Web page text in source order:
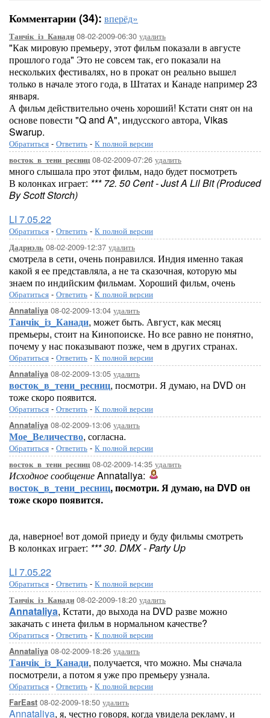
Комментарии (34): вперёд»
Танчік_із_Канади 08-02-2009-06:30 удалить
"Как мировую премьеру, этот фильм показали в августе
прошлого года" Это не совсем так, его показали на
нескольких фестивалях, но в прокат он реально вышел
только в начале этого года, в Штатах и Канаде например 23
января.
А фильм действительно очень хороший! Кстати снят он на
основе повести "Q and A", индусского автора, Vikas
Swarup.
Обратиться - Ответить - К полной версии
восток_в_тени_ресниц 08-02-2009-07:26 удалить
много слышала про этот фильм, надо будет посмотреть
В колонках играет: *** 72. 50 Cent - Just A Lil Bit (Produced
By Scott Storch)
LI 7.05.22
Обратиться - Ответить - К полной версии
Дадриэль 08-02-2009-12:37 удалить
смотрела в сети, очень понравился. Индия именно такая
какой я ее представляла, а не та сказочная, которую мы
знаем по индийским фильмам. Хороший фильм, очень
Обратиться - Ответить - К полной версии
Annataliya 08-02-2009-13:04 удалить
Танчік_із_Канади, может быть. Август, как месяц
премьеры, стоит на Кинопоиске. Но все равно не понятно,
почему у нас показывают позже, чем в других странах.
Обратиться - Ответить - К полной версии
Annataliya 08-02-2009-13:05 удалить
восток_в_тени_ресниц, посмотри. Я думаю, на DVD он
тоже скоро появится.
Обратиться - Ответить - К полной версии
Annataliya 08-02-2009-13:06 удалить
Мое_Величество, согласна.
Обратиться - Ответить - К полной версии
восток_в_тени_ресниц 08-02-2009-14:35 удалить
Исходное сообщениеAnnataliya:
восток_в_тени_ресниц, посмотри. Я думаю, на DVD он
тоже скоро появится.
да, наверное! вот домой приеду и буду фильмы смотреть
В колонках играет: *** 30. DMX - Party Up
LI 7.05.22
Обратиться - Ответить - К полной версии
Танчік_із_Канади 08-02-2009-18:20 удалить
Annataliya, Кстати, до выхода на DVD разве можно
закачать с инета фильм в нормальном качестве?
Обратиться - Ответить - К полной версии
Annataliya 08-02-2009-18:26 удалить
Танчік_із_Канади, получается, что можно. Мы сначала
посмотрели, а потом я уже про премьеру узнала.
Обратиться - Ответить - К полной версии
FarEast 08-02-2009-18:50 удалить
Annataliya, я, честно говоря, когда увидела рекламу, и